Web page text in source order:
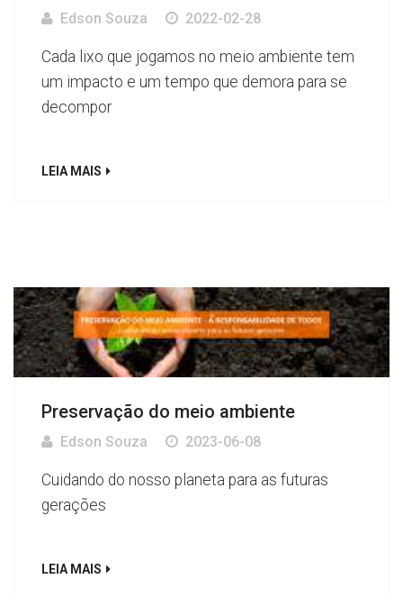
Edson Souza 2022-02-28
Cada lixo que jogamos no meio ambiente tem
um impacto e um tempo que demora para se
decompor
LEIA MAIS
Preservação do meio ambiente
Edson Souza 2023-06-08
Cuidando do nosso planeta para as futuras
gerações
LEIA MAIS